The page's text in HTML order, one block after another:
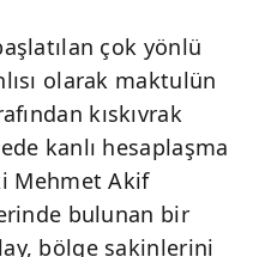
çok yönlü
olarak maktulün
kıskıvrak
kanlı hesaplaşma
Mehmet Akif
bulunan bir
bölge sakinlerini